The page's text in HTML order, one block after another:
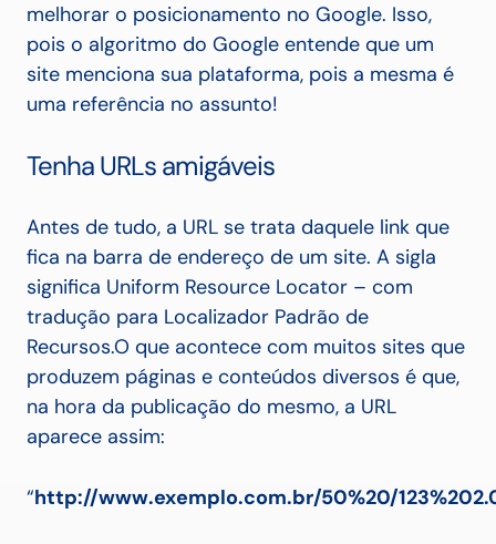
melhorar o posicionamento no Google. Isso,
pois o algoritmo do Google entende que um
site menciona sua plataforma, pois a mesma é
uma referência no assunto!
Tenha URLs amigáveis
Antes de tudo, a URL se trata daquele link que
fica na barra de endereço de um site. A sigla
significa Uniform Resource Locator – com
tradução para Localizador Padrão de
Recursos.O que acontece com muitos sites que
produzem páginas e conteúdos diversos é que,
na hora da publicação do mesmo, a URL
aparece assim:
“http://www.exemplo.com.br/50%20/